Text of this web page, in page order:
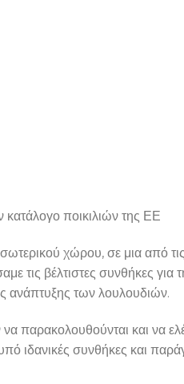
ποικιλιών της ΕΕ
χώρου, σε μια από
τις βέλτιστες συνθήκες
ανάπτυξης των λουλουδιών.
παρακολουθούνται και να
ιδανικές συνθήκες και